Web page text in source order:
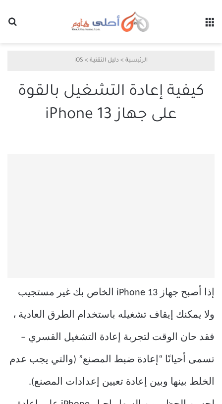
الرئيسية > دليل التقنية >
iOS
كيفية إعادة التشغيل بالقوة
على جهاز iPhone 13
إذا أصبح جهاز iPhone 13 الخاص بك غير مستجيب
ولا يمكنك إيقاف تشغيله باستخدام الطرق العادية ،
فقد حان الوقت لتجربة إعادة التشغيل القسري –
تسمى أحيانًا “إعادة ضبط المصنع” (والتي يجب عدم
الخلط بينها وبين إعادة تعيين إعدادات المصنع).